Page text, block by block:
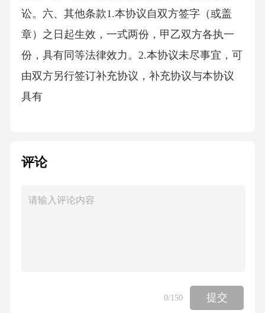
讼。六、其他条款1.本协议自双方签字（或盖
章）之日起生效，一式两份，甲乙双方各执一
份，具有同等法律效力。2.本协议未尽事宜，可
由双方另行签订补充协议，补充协议与本协议
具有
评论
0/150 提交